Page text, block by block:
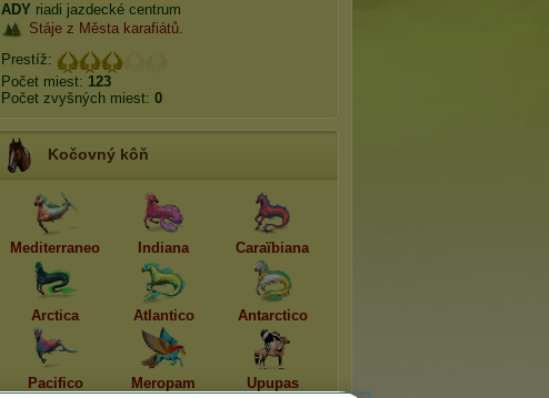
ADY riadi jazdecké centrum
Stáje z Města karafiátů.
Prestíž:
Počet miest: 123
Počet zvyšných miest: 0
Kočovný kôň
Mediterraneo Indiana Caraïbiana
Arctica Atlantico Antarctico
Pacifico Meropam Upupas